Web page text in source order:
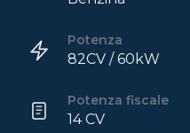
Potenza
82CV / 60kW
Potenza fiscale
14 CV